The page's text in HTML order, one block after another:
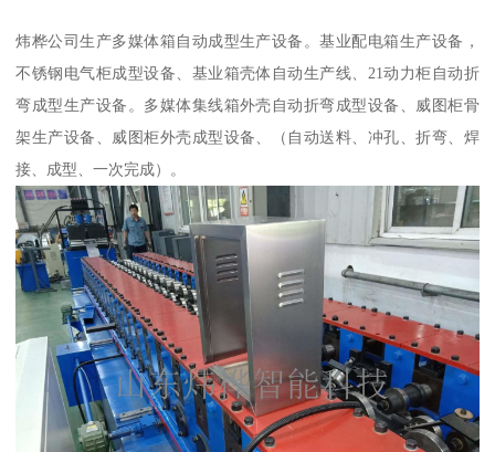
炜桦公司生产多媒体箱自动成型生产设备。基业配电箱生产设备，
不锈钢电气柜成型设备、基业箱壳体自动生产线、21动力柜自动折
弯成型生产设备。多媒体集线箱外壳自动折弯成型设备、威图柜骨
架生产设备、威图柜外壳成型设备、（自动送料、冲孔、折弯、焊
接、成型、一次完成）。